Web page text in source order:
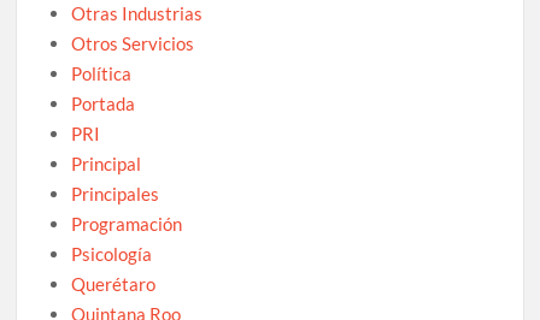
Otras Industrias
Otros Servicios
Política
Portada
PRI
Principal
Principales
Programación
Psicología
Querétaro
Quintana Roo